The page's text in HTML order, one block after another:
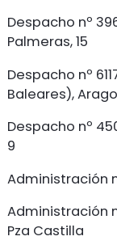
Despacho nº
Palmeras, 15
Despacho nº
Baleares),
Despacho nº
9
Administración
Administración
Pza Castilla